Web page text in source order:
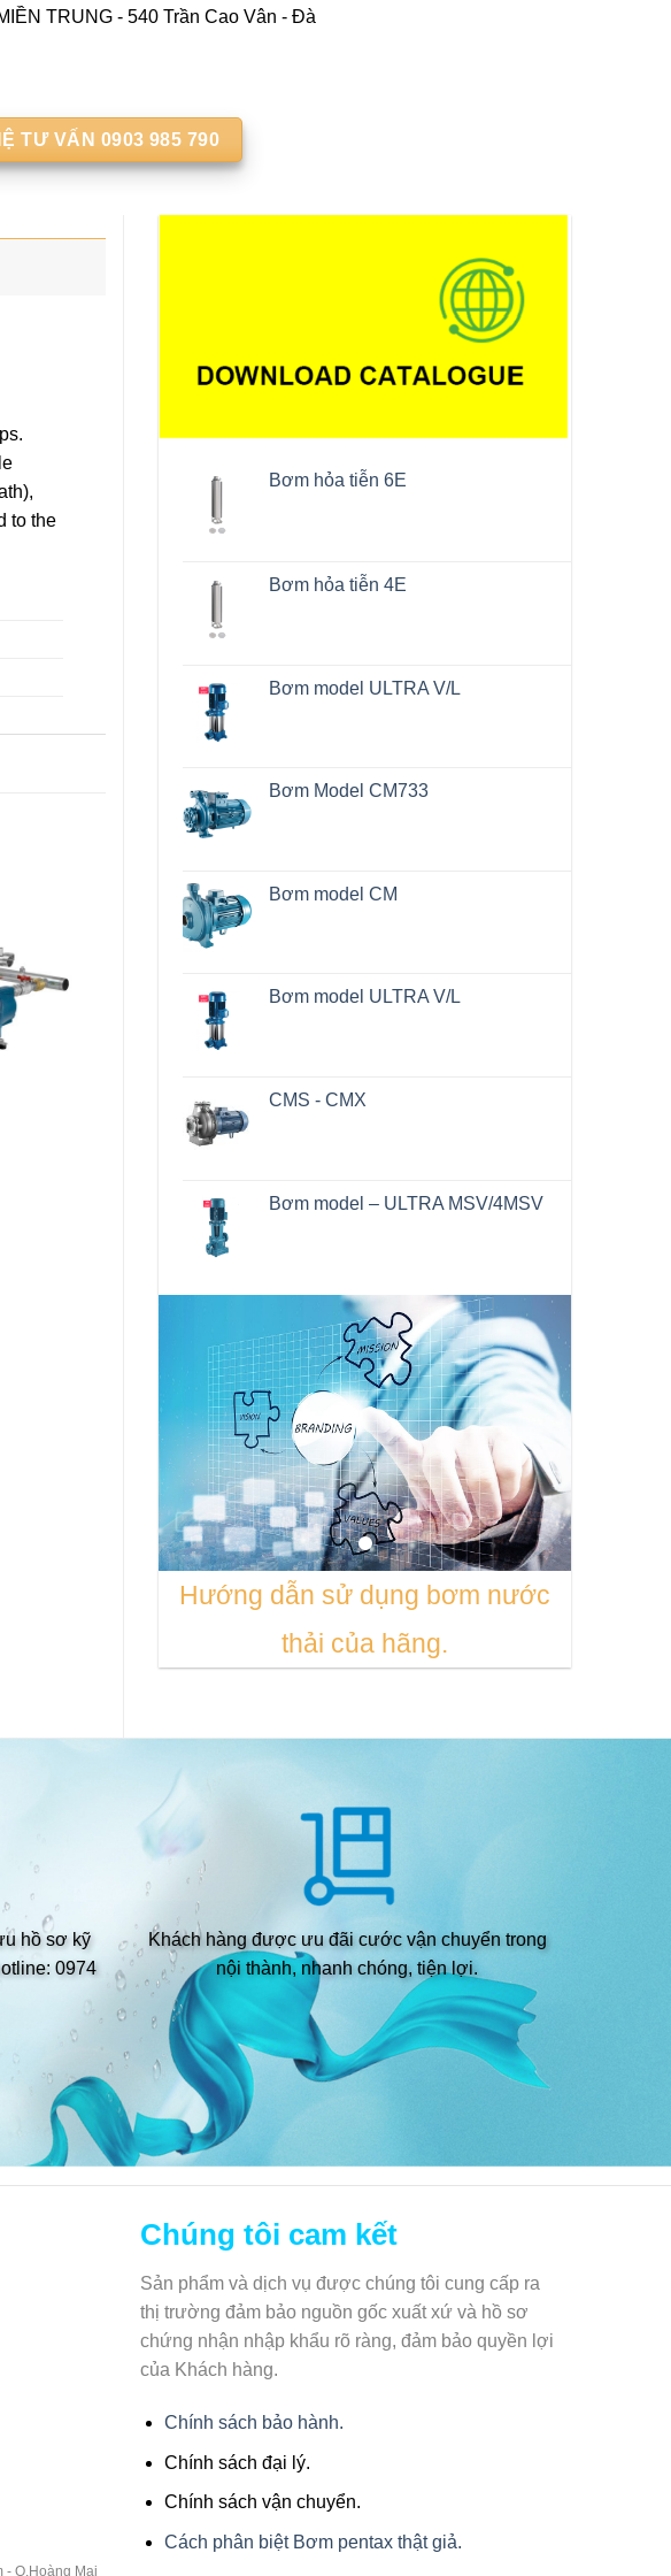
TRUNG - 540 Trần Cao Vân - Đà
TƯ VẤN 0903 985 790
to the
Bơm model ULTRA V/L
Bơm hỏa tiễn 6E
Bơm hỏa tiễn 4E
Bơm model ULTRA V/L
Bơm Model CM733
Bơm model CM
Bơm model ULTRA V/L
CMS - CMX
Bơm model – ULTRA MSV/4MSV
Hướng dẫn sử dụng bơm nước
thải của hãng.
hồ sơ kỹ
0974
Khách hàng được ưu đãi cước vận chuyển trong
nội thành, nhanh chóng, tiện lợi.
- Q.Hoàng Mai
Chúng tôi cam kết
Sản phẩm và dịch vụ được chúng tôi cung cấp ra
thị trường đảm bảo nguồn gốc xuất xứ và hồ sơ
chứng nhận nhập khẩu rõ ràng, đảm bảo quyền lợi
của Khách hàng.
Chính sách bảo hành.
Chính sách đại lý.
Chính sách vận chuyển.
Cách phân biệt Bơm pentax thật giả.